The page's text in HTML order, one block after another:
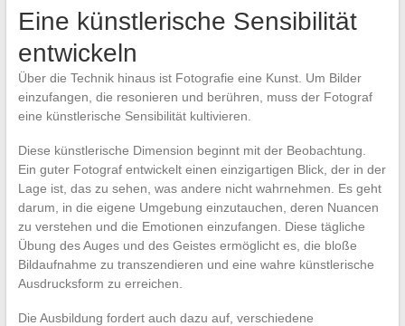
Eine künstlerische Sensibilität
entwickeln
Über die Technik hinaus ist Fotografie eine Kunst. Um Bilder
einzufangen, die resonieren und berühren, muss der Fotograf
eine künstlerische Sensibilität kultivieren.
Diese künstlerische Dimension beginnt mit der Beobachtung.
Ein guter Fotograf entwickelt einen einzigartigen Blick, der in der
Lage ist, das zu sehen, was andere nicht wahrnehmen. Es geht
darum, in die eigene Umgebung einzutauchen, deren Nuancen
zu verstehen und die Emotionen einzufangen. Diese tägliche
Übung des Auges und des Geistes ermöglicht es, die bloße
Bildaufnahme zu transzendieren und eine wahre künstlerische
Ausdrucksform zu erreichen.
Die Ausbildung fordert auch dazu auf, verschiedene